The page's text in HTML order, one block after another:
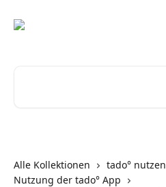
Alle Kollektionen
tado° nutzen
Nutzung der tado° App